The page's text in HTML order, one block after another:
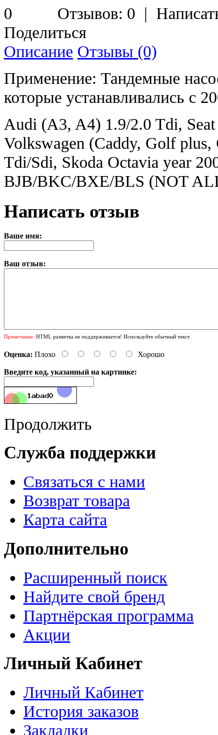
Отзывов: 0 |
Поделиться
Описание Отзывы (0)
Применение: Тандемные
которые устанавливались с
Audi (A3, A4) 1.9/2.0 Tdi,
Volkswagen (Caddy, Golf plus,
Tdi/Sdi, Skoda Octavia year
BJB/BKC/BXE/BLS (NOT
Написать отзыв
Ваше имя:
Ваш отзыв:
Примечание: HTML разметка не поддерживается! Используйте обычный текст.
Оценка: Плохо Хорошо
Введите код, указанный на картинке:
Продолжить
Служба поддержки
Связаться с нами
Возврат товара
Карта сайта
Дополнительно
Расширенный поиск
Найдите свой бренд
Партнёрская программа
Акции
Личный Кабинет
Личный Кабинет
История заказов
Закладки